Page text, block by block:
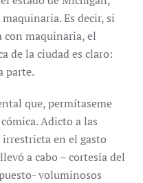
Es decir, si
con maquinaria, el
de la ciudad es claro:
parte.
que, permítaseme
Adicto a las
en el gasto
a cabo – cortesía del
voluminosos